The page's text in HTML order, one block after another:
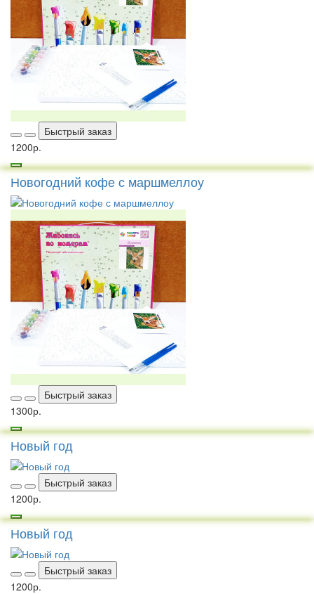
Быстрый заказ
1200р.
Новогодний кофе с маршмеллоу
Быстрый заказ
1300р.
Новый год
Быстрый заказ
1200р.
Новый год
Быстрый заказ
1200р.